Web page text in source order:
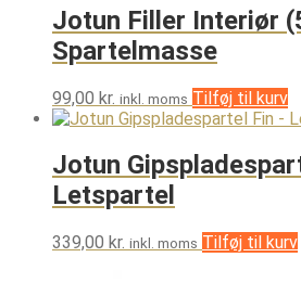
Jotun Filler Interiør
Spartelmasse
99,00 kr. inkl. moms Tilføj til kurv
Jotun
Letspartel
339,00 kr. inkl. moms Tilføj til kurv